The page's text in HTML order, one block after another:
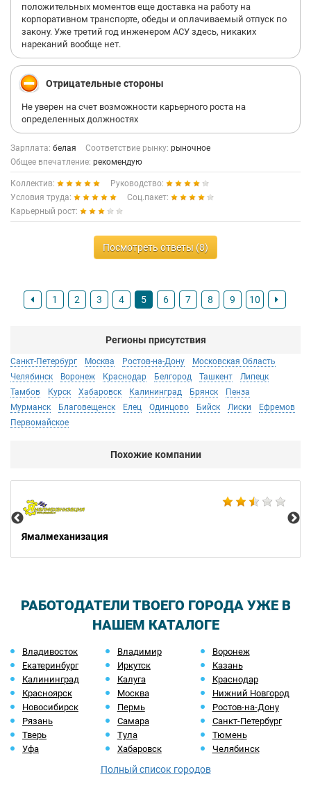
положительных моментов еще доставка на работу на
корпоративном транспорте, обеды и оплачиваемый отпуск по
закону. Уже третий год инженером АСУ здесь, никаких
нареканий вообще нет.
Отрицательные стороны
Не уверен на счет возможности карьерного роста на
определенных должностях
Зарплата: белая Соответствие рынку: рыночное
Общее впечатление: рекомендую
Коллектив:
Руководство:
Условия труда:
Соц.пакет:
Карьерный рост:
Посмотреть ответы (8)
1 2 3 4 5 6 7 8 9 10
Регионы присутствия
Санкт-Петербург Москва Ростов-на-Дону
Московская Область
Челябинск
Воронеж Краснодар Белгород Ташкент
Липецк
Тамбов
Курск Хабаровск Калининград Брянск
Пенза
Мурманск
Благовещенск Елец Одинцово Бийск Лиски
Ефремов
Первомайское
Похожие компании
Ямалмеханизация
РАБОТОДАТЕЛИ ТВОЕГО ГОРОДА УЖЕ В
НАШЕМ КАТАЛОГЕ
Владивосток Владимир
Воронеж
Екатеринбург
Иркутск
Казань
Калининград
Калуга
Краснодар
Красноярск
Москва
Нижний Новгород
Новосибирск
Пермь
Ростов-на-Дону
Рязань
Самара
Санкт-Петербург
Тверь
Тула
Тюмень
Уфа
Хабаровск Челябинск
Полный список городов